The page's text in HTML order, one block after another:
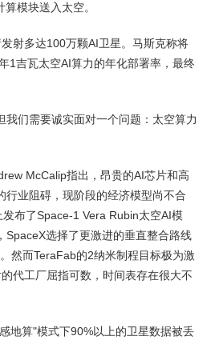
模块送入太空。
射多达100万颗AI卫星。马斯克称将
1吉瓦太空AI算力的年化部署率，最终
我们需要诚实面对一个问题：太空算力
McCalip指出，昂贵的AI芯片和高
行业阻碍，现阶段的经济模型尚不合
布了Space-1 Vera Rubin太空AI模
SpaceX选择了更激进的垂直整合路线
然而TeraFab的2纳米制程目标极为激
代工厂屈指可数，时间表存在很大不
地算"模式下90%以上的卫星数据被丢